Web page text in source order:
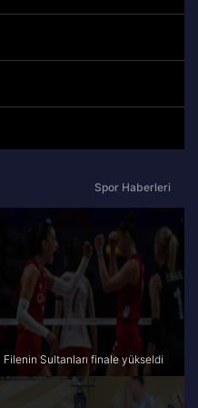
Spor Haberleri
Filenin Sultanları finale yükseldi